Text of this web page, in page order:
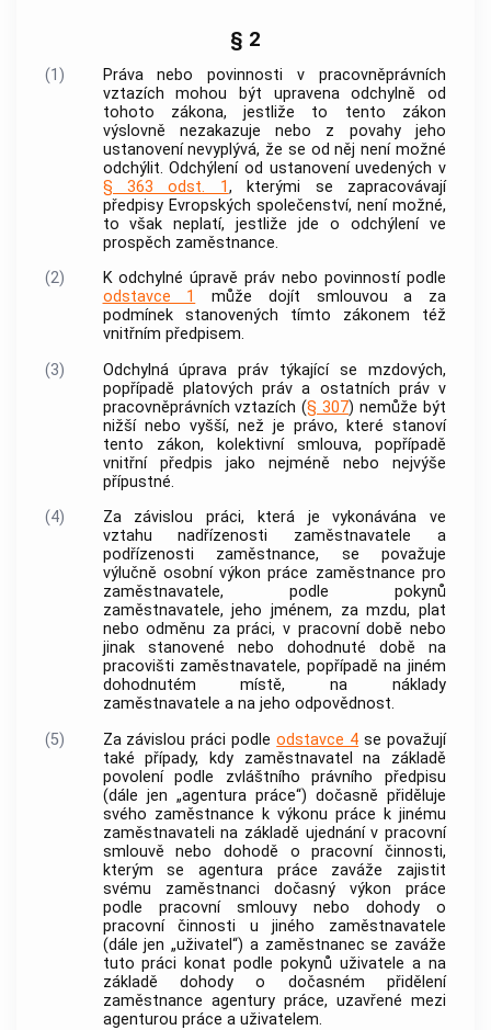
§ 2
(1)
Práva nebo povinnosti v pracovněprávních
vztazích mohou být upravena odchylně od
tohoto zákona, jestliže to tento zákon
výslovně nezakazuje nebo z povahy jeho
ustanovení nevyplývá, že se od něj není možné
odchýlit. Odchýlení od ustanovení uvedených v
§ 363 odst. 1, kterými se zapracovávají
předpisy Evropských společenství, není možné,
to však neplatí, jestliže jde o odchýlení ve
prospěch zaměstnance.
(2)
K odchylné úpravě práv nebo povinností podle
odstavce 1
může dojít smlouvou a za
podmínek stanovených tímto zákonem též
vnitřním předpisem.
(3)
Odchylná úprava práv týkající se mzdových,
popřípadě platových práv a ostatních práv v
pracovněprávních vztazích (§ 307) nemůže být
nižší nebo vyšší, než je právo, které stanoví
tento zákon, kolektivní smlouva, popřípadě
vnitřní předpis jako nejméně nebo nejvýše
přípustné.
(4)
Za závislou práci, která je vykonávána ve
vztahu nadřízenosti zaměstnavatele a
podřízenosti zaměstnance, se považuje
výlučně osobní výkon práce zaměstnance pro
zaměstnavatele, podle pokynů
zaměstnavatele, jeho jménem, za mzdu, plat
nebo odměnu za práci, v pracovní době nebo
jinak stanovené nebo dohodnuté době na
pracovišti zaměstnavatele, popřípadě na jiném
dohodnutém místě, na náklady
zaměstnavatele a na jeho odpovědnost.
(5)
Za závislou práci podleodstavce 4 se považují
také případy, kdy zaměstnavatel
na základě
povolení podle zvláštního právního předpisu
(dále jen „agentura práce“) dočasně přiděluje
svého zaměstnance k výkonu práce k jinému
zaměstnavateli na základě ujednání v pracovní
smlouvě nebo dohodě o pracovní činnosti,
kterým se agentura práce zaváže zajistit
svému zaměstnanci dočasný výkon práce
podle pracovní smlouvy nebo dohody o
pracovní činnosti u jiného zaměstnavatele
(dále jen „uživatel“) a zaměstnanec se zaváže
tuto práci konat podle pokynů uživatele a na
základě dohody o dočasném přidělení
zaměstnance agentury práce, uzavřené mezi
agenturou práce a uživatelem.